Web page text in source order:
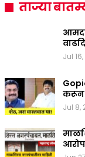
ताज्या
Jul
करून
Jul 8,